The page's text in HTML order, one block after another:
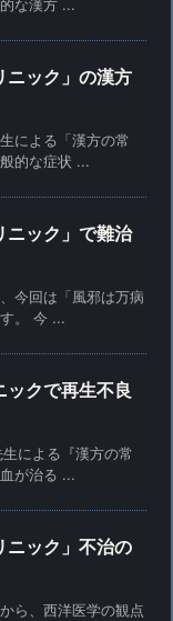
な漢方 ...
ニック」の漢方
による「漢方の常
的な症状 ...
ニック」で難治
今回は「風邪は万病
。 今 ...
ックで再生不良
による『漢方の常
が治る ...
ニック」不治の
ら、西洋医学の観点